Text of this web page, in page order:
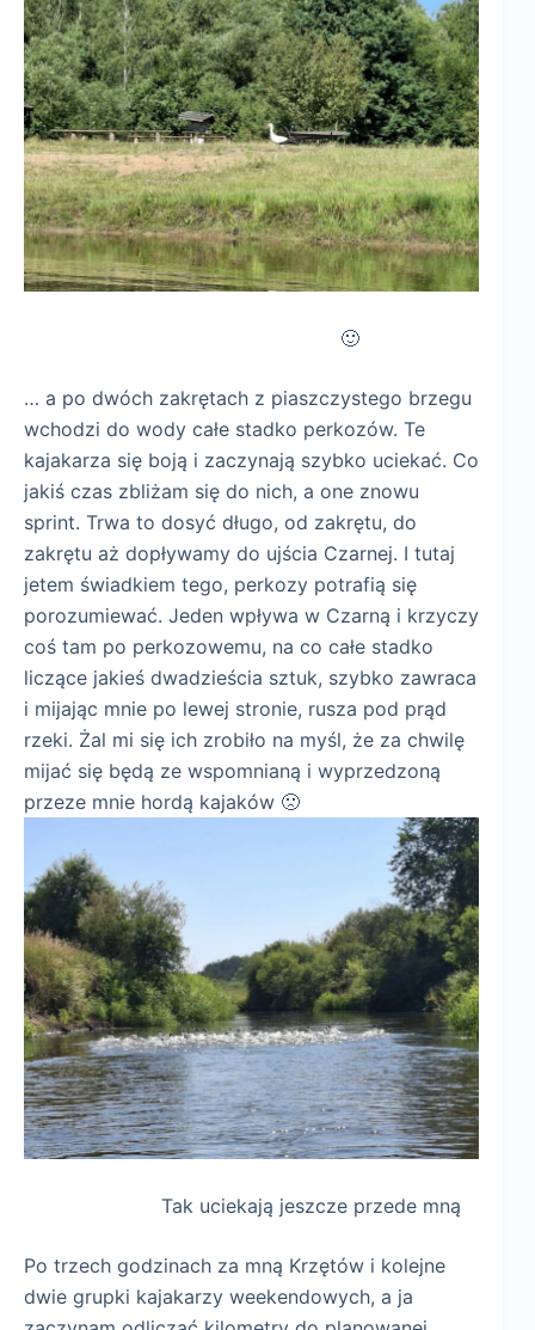
🙂
… a po dwóch zakrętach z piaszczystego brzegu
wchodzi do wody całe stadko perkozów. Te
kajakarza się boją i zaczynają szybko uciekać. Co
jakiś czas zbliżam się do nich, a one znowu
sprint. Trwa to dosyć długo, od zakrętu, do
zakrętu aż dopływamy do ujścia Czarnej. I tutaj
jetem świadkiem tego, perkozy potrafią się
porozumiewać. Jeden wpływa w Czarną i krzyczy
coś tam po perkozowemu, na co całe stadko
liczące jakieś dwadzieścia sztuk, szybko zawraca
i mijając mnie po lewej stronie, rusza pod prąd
rzeki. Żal mi się ich zrobiło na myśl, że za chwilę
mijać się będą ze wspomnianą i wyprzedzoną
przeze mnie hordą kajaków 🙁
Tak uciekają jeszcze przede mną
Po trzech godzinach za mną Krzętów i kolejne
dwie grupki kajakarzy weekendowych, a ja